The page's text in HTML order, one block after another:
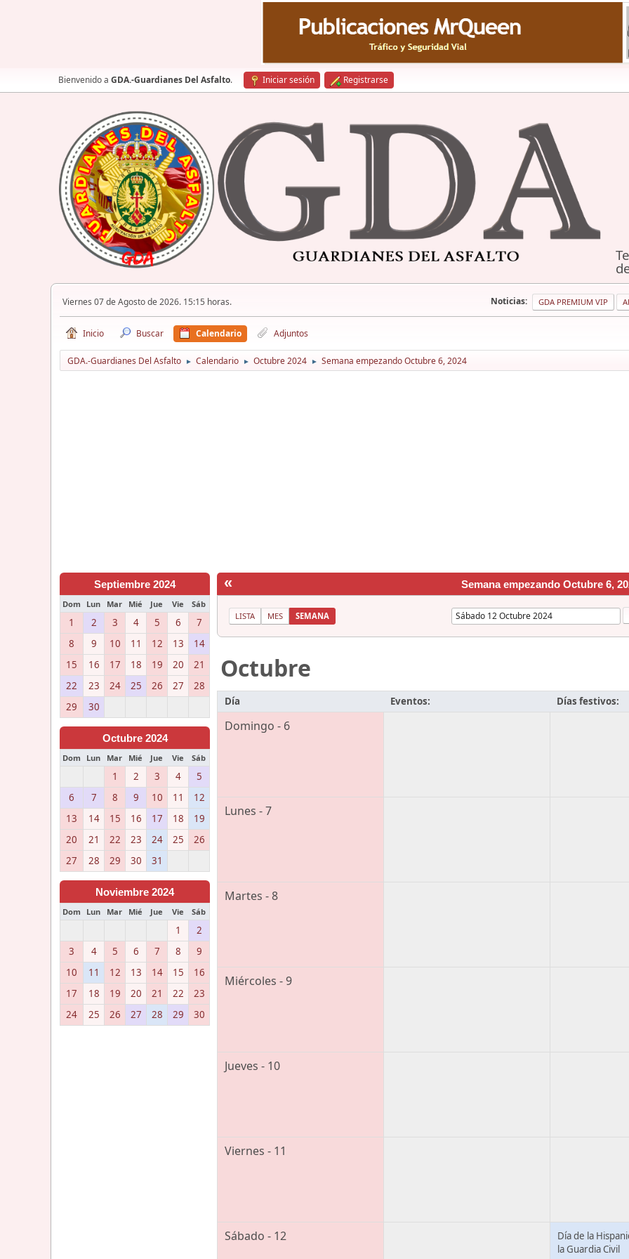
Bienvenido a GDA.-Guardianes Del Asfalto. Iniciar sesión Registrarse
Viernes 07 de Agosto de 2026. 15:15 horas. Noticias: GDA PREMIUM VIP
Inicio Buscar Calendario Adjuntos
GDA.-Guardianes Del Asfalto ► Calendario ► Octubre 2024 ► Semana empezando Octubre 6, 2024
Septiembre 2024
Dom Lun Mar Mié Jue Vie Sáb
1 2 3 4 5 6
7
8
9 10 11 12 13
14
15
16 17 18 19 20
21
22
23 24 25 26 27
28
29
30
Octubre 2024
Dom Lun Mar Mié Jue Vie Sáb
1 2 3 4
5
6
7 8 9 10 11
12
13
14 15 16 17 18
19
20
21 22 23 24 25
26
27
28 29 30 31
Noviembre 2024
Dom Lun Mar Mié Jue Vie Sáb
1
2
3
4 5 6 7 8
9
10
11 12 13 14 15
16
17
18 19 20 21 22
23
24
25 26 27 28 29 30
« Semana empezando Octubre 6,
LISTA MES SEMANA
Octubre
Día Eventos: Días festivos:
Domingo - 6
Lunes - 7
Martes - 8
Miércoles - 9
Jueves - 10
Viernes - 11
Sábado - 12
Día de la
la Guardia Civil